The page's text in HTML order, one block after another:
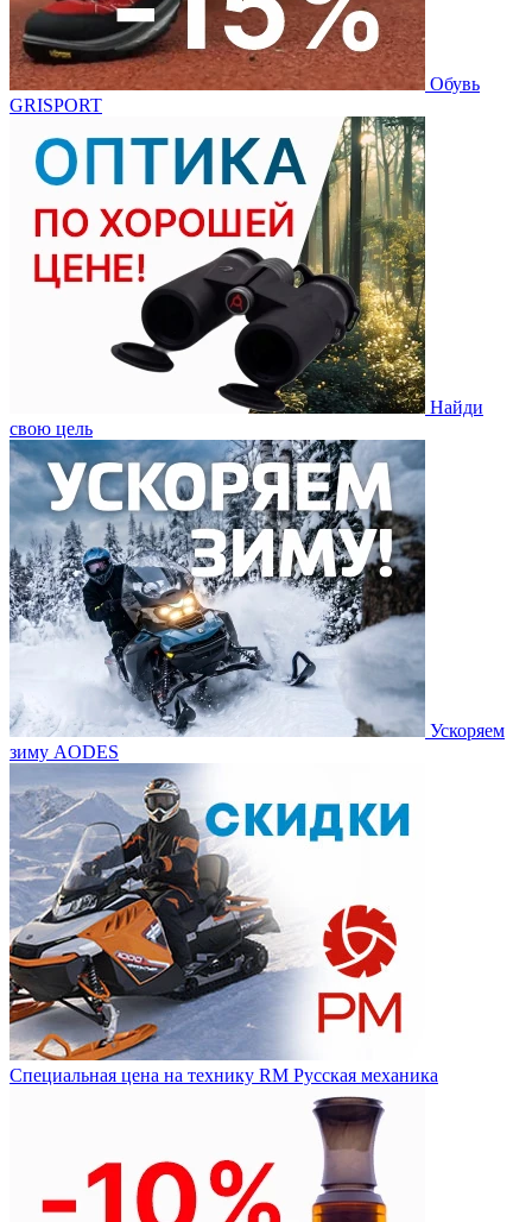
Обувь
GRISPORT
Найди
свою цель
Ускоряем
зиму AODES
Специальная цена на технику RM Русская механика